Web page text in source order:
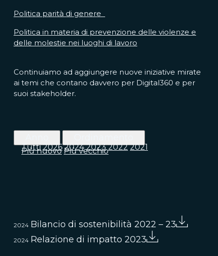
Politica parità di genere
Politica in materia di prevenzione delle violenze e
delle molestie nei luoghi di lavoro
Continuiamo ad aggiungere nuove iniziative mirate
ai temi che contano davvero per Digital360 e per
suoi stakeholder.
Tutti 2026 2024 2023 2022 2021
Più nuovo Più vecchio
2024 Bilancio di sostenibilità 2022 – 23
2024 Relazione di impatto 2023